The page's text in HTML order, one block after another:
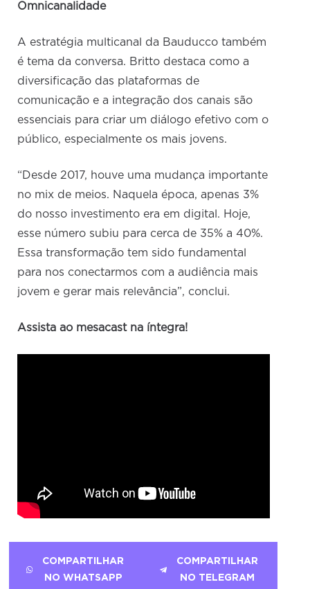
Omnicanalidade
A estratégia multicanal da Bauducco também
é tema da conversa. Britto destaca como a
diversificação das plataformas de
comunicação e a integração dos canais são
essenciais para criar um diálogo efetivo com o
público, especialmente os mais jovens.
“Desde 2017, houve uma mudança importante
no mix de meios. Naquela época, apenas 3%
do nosso investimento era em digital. Hoje,
esse número subiu para cerca de 35% a 40%.
Essa transformação tem sido fundamental
para nos conectarmos com a audiência mais
jovem e gerar mais relevância”, conclui.
Assista ao mesacast na íntegra!
COMPARTILHAR
NO WHATSAPP
COMPARTILHAR
NO TELEGRAM